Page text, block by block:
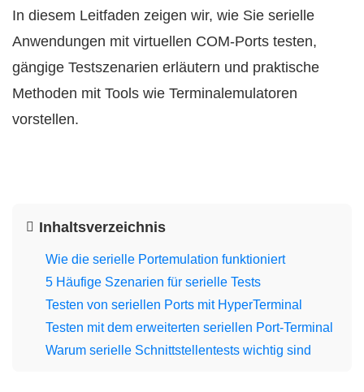
In diesem Leitfaden zeigen wir, wie Sie serielle
Anwendungen mit virtuellen COM-Ports testen,
gängige Testszenarien erläutern und praktische
Methoden mit Tools wie Terminalemulatoren
vorstellen.
Inhaltsverzeichnis
Wie die serielle Portemulation funktioniert
5 Häufige Szenarien für serielle Tests
Testen von seriellen Ports mit HyperTerminal
Testen mit dem erweiterten seriellen Port-Terminal
Warum serielle Schnittstellentests wichtig sind